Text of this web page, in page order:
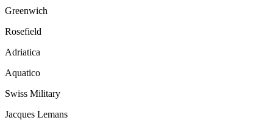
Greenwich
Rosefield
Adriatica
Aquatico
Swiss Military
Jacques Lemans